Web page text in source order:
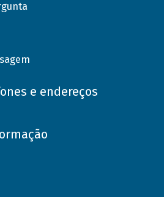
e endereços